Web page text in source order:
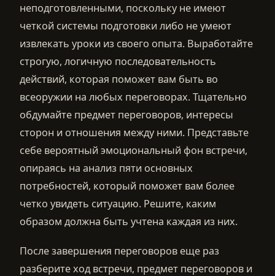
неподготовленными, поскольку не имеют
четкой системы подготовки либо не умеют
извлекать уроки из своего опыта. Выработайте
строгую, логичную последовательность
действий, которая поможет вам быть во
всеоружии на любых переговорах. Тщательно
обдумайте предмет переговоров, интересы
сторон и отношения между ними. Представьте
себе вероятный эмоциональный фон встречи,
опираясь на анализ пяти основных
потребностей, который поможет вам более
четко увидеть ситуацию. Решите, каким
образом должна быть учтена каждая из них.
После завершения переговоров еще раз
разберите ход встречи, предмет переговоров и